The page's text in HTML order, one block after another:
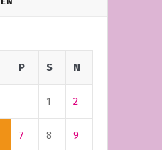
P S N
1 2
7 8 9